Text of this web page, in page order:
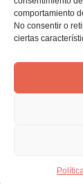
comportamiento
No consentir o
ciertas
Casa de
Ángel
©